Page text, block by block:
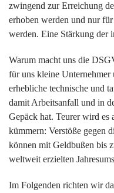
zwingend zur Erreichung
erhoben werden und nur
werden. Eine Stärkung der
Warum macht uns die
für uns kleine Unternehmer
erhebliche technische und
damit Arbeitsanfall und in
Gepäck hat. Teurer wird es
kümmern: Verstöße gegen
können mit Geldbußen bis
weltweit erzielten
Im Folgenden richten wir